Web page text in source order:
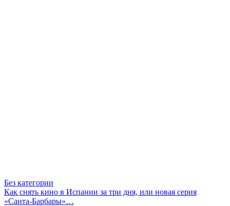
Без категории
Как снять кино в Испании за три дня, или новая серия
«Санта-Барбары»…